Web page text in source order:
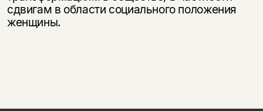
сдвигам в области социального положения
женщины.